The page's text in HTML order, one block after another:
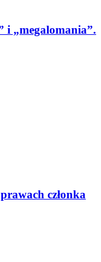
i „megalomania”.
członka